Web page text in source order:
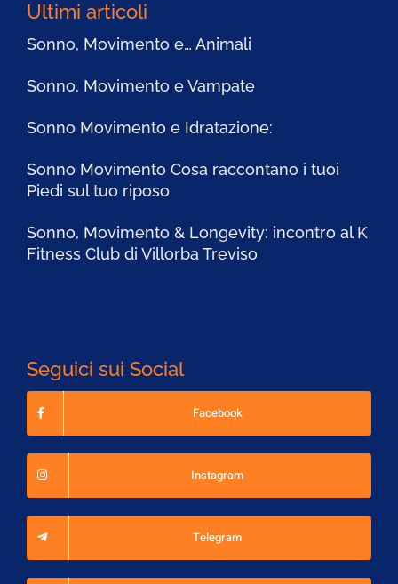
Ultimi articoli
Sonno, Movimento e… Animali
Sonno, Movimento e Vampate
Sonno Movimento e Idratazione:
Sonno Movimento Cosa raccontano i tuoi
Piedi sul tuo riposo
Sonno, Movimento & Longevity: incontro al K
Fitness Club di Villorba Treviso
Seguici sui Social
Facebook
Instagram
Telegram